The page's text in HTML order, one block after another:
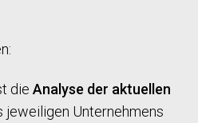
die Analyse der aktuellen
jeweiligen Unternehmens